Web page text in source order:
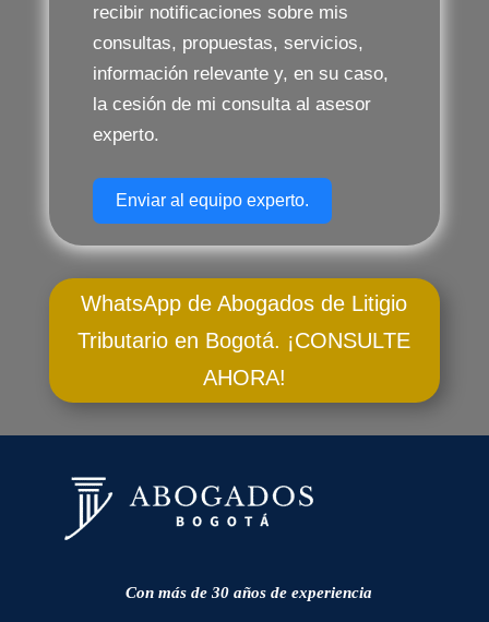
recibir notificaciones sobre mis
consultas, propuestas, servicios,
información relevante y, en su caso,
la cesión de mi consulta al asesor
experto.
Enviar al equipo experto.
WhatsApp de Abogados de Litigio
Tributario en Bogotá. ¡CONSULTE
AHORA!
Con más de 30 años de experiencia